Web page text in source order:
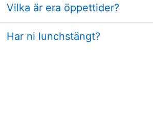
Vilka är era öppettider?
Har ni lunchstängt?